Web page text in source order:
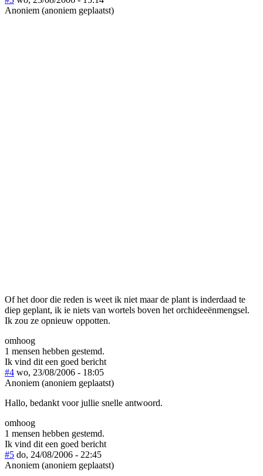
Anoniem (anoniem geplaatst)
Of het door die reden is weet ik niet maar de plant is inderdaad te
diep geplant, ik ie niets van wortels boven het orchideeënmengsel.
Ik zou ze opnieuw oppotten.
omhoog
1 mensen hebben gestemd.
Ik vind dit een goed bericht
#4 wo, 23/08/2006 - 18:05
Anoniem (anoniem geplaatst)
Hallo, bedankt voor jullie snelle antwoord.
omhoog
1 mensen hebben gestemd.
Ik vind dit een goed bericht
#5 do, 24/08/2006 - 22:45
Anoniem (anoniem geplaatst)